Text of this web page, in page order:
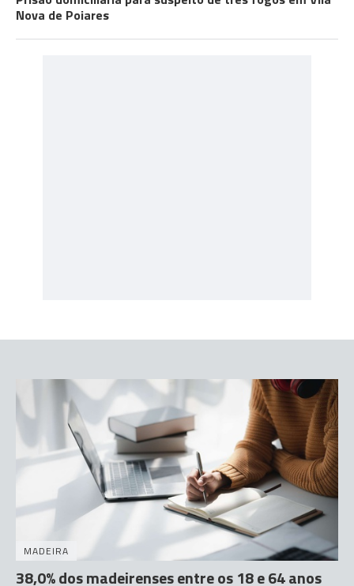
Nova de Poiares
MADEIRA
38,0% dos madeirenses entre os 18 e 64 anos